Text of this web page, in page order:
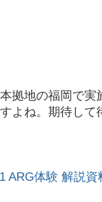
拠地の福岡で
よね。期待して
ARG体験 解説資